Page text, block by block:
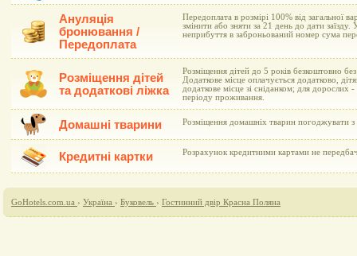
Ануляція
бронювання /
Передоплата
Передоплата в розмірі 100% від загальної
змінити або зняти за 21 день до дати заїзду.
неприбуття в заброньований номер сума
Розміщення дітей
та додаткові ліжка
Розміщення дітей до 5 років безкоштовно
Додаткове місце оплачується додатково,
додаткове місце зі сніданком; для
періоду проживання.
Домашні тварини Розміщення домашніх тварин погоджувати з
Кредитні картки Розрахунок кредитними картами не
GoHotels.com.ua › Україна › Буковель › Гостинний двір Красна Поляна